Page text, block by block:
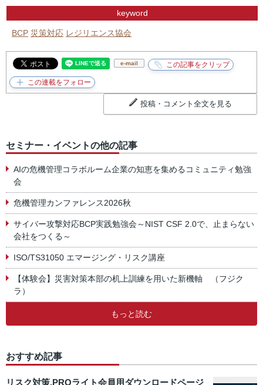
keyword
BCP 災策対応 レジリエンス協会
e-mail
投稿・コメント全文を見る
セミナー・イベントの他の記事
AIの危機管理コラボルーム企業の知恵を集めるコミュニティ勉強
会
危機管理カンファレンス2026秋
サイバー攻撃対応BCP実践勉強会～NIST CSF 2.0で、止まらない
会社をつくる～
ISO/TS31050 エマージング・リスク講座
【体験会】災害対策本部の机上訓練を用いた新機軸 （フジク
ラ）
もっと読む
おすすめ記事
リスク対策.PROライト会員用ダウンロードページ